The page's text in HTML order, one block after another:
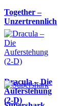
Together –
Unzertrennlich
Dracula – Die
Auferstehung
(2-D)